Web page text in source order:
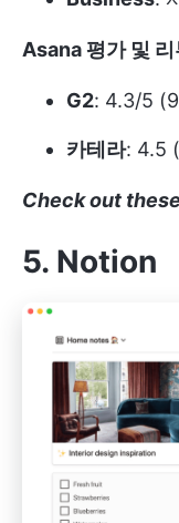
Asana 평가 및 리
G2: 4.3/5
카테라: 4.5
Check out these
5. Notion